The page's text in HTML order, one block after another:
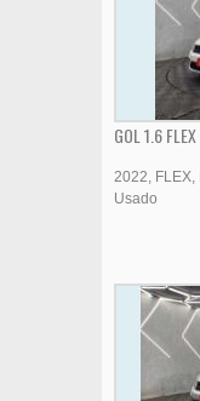
GOL 1.6 FLEX
2022 FLEX
Usado